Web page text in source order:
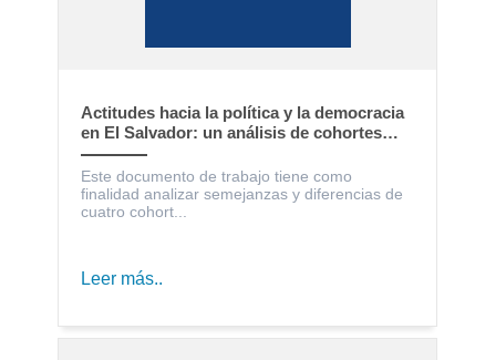
Actitudes hacia la política y la democracia
en El Salvador: un análisis de cohortes
generacionales
Este documento de trabajo tiene como
finalidad analizar semejanzas y diferencias de
cuatro cohort...
Leer más..